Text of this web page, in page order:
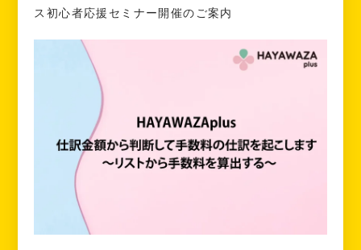
ス初心者応援セミナー開催のご案内